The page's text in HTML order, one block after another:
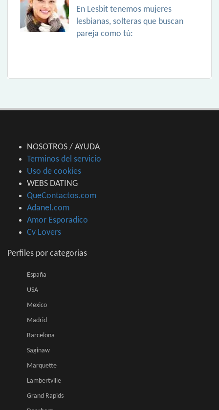
En Lesbit tenemos mujeres
lesbianas, solteras que buscan
pareja como tú:
NOSOTROS / AYUDA
Terminos del servicio
Uso de cookies
WEBS DATING
QueContactos.com
Adanel.com
Amor Esporadico
Cv Lovers
Perfiles por categorias
España
USA
Mexico
Madrid
Barcelona
Saginaw
Marquette
Lambertville
Grand Rapids